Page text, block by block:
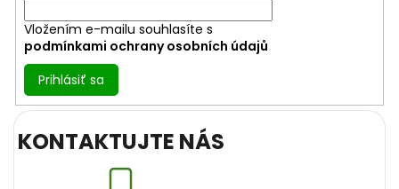
Vložením e-mailu souhlasíte s
podmínkami ochrany osobních údajů
Prihlásiť sa
KONTAKTUJTE NÁS